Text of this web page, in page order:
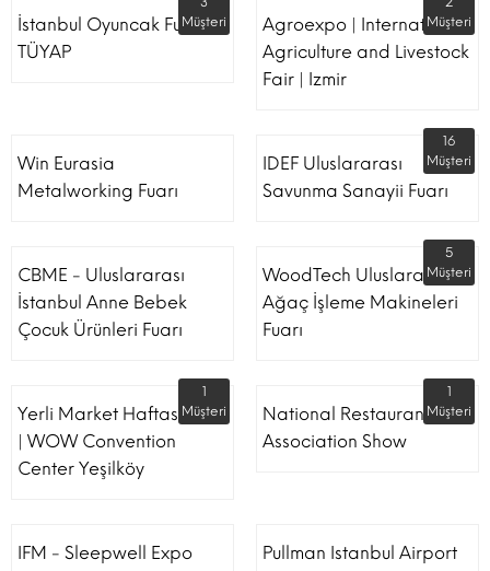
İstanbul Oyuncak Fuarı -
TÜYAP
Müşteri
Agroexpo | International
Agriculture and Livestock
Fair | Izmir
Müşteri
Win Eurasia
Metalworking Fuarı
IDEF Uluslararası
Savunma Sanayii Fuarı
16
Müşteri
CBME - Uluslararası
İstanbul Anne Bebek
Çocuk Ürünleri Fuarı
WoodTech Uluslararası
Ağaç İşleme Makineleri
Fuarı
5
Müşteri
Yerli Market Haftası Fuarı
| WOW Convention
Center Yeşilköy
1
Müşteri
National Restaurant
Association Show
1
Müşteri
IFM - Sleepwell Expo
Pullman Istanbul Airport